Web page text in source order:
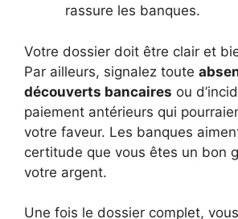
rassure les banques.
Votre dossier doit être clair et
Par ailleurs, signalez toute
découverts bancaires ou
paiement antérieurs qui
votre faveur. Les banques
certitude que vous êtes un bon
votre argent.
Une fois le dossier complet,